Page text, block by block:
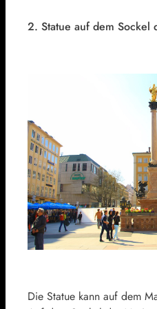
2. Statue auf dem Sockel
Die Statue kann auf dem